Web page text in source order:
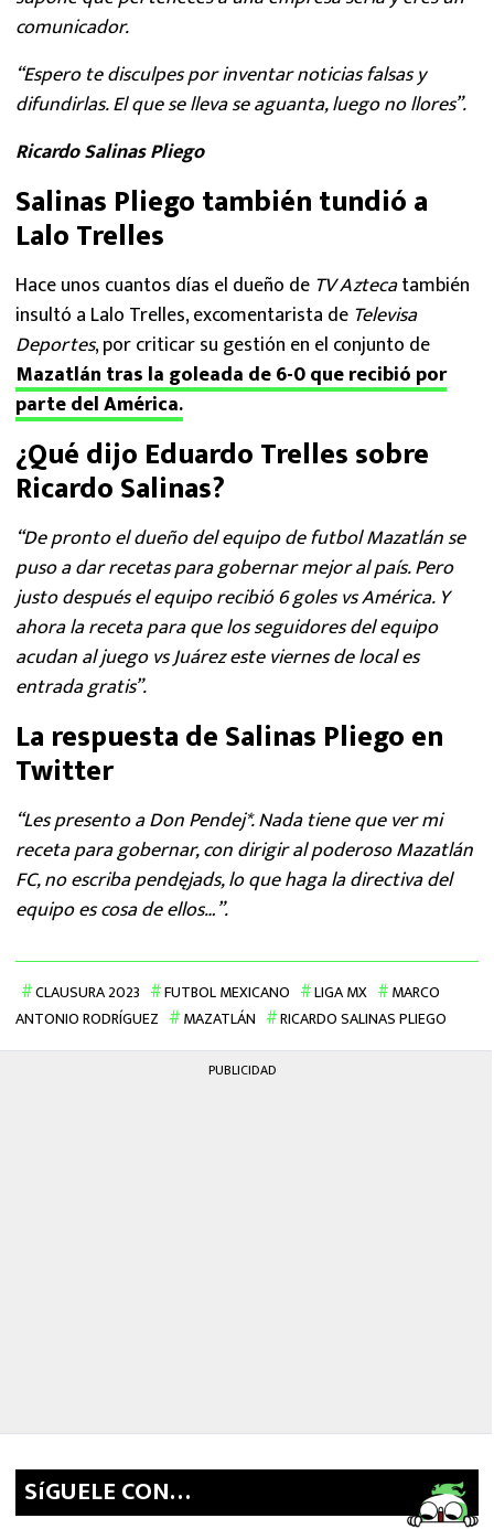
comunicador.
“Espero te disculpes por inventar noticias falsas y
difundirlas. El que se lleva se aguanta, luego no llores”.
Ricardo Salinas Pliego
Salinas Pliego también tundió a
Lalo Trelles
Hace unos cuantos días el dueño de TV Aztecatambién
insultó a Lalo Trelles, excomentarista de Televisa
Deportes, por criticar su gestión en el conjunto de
Mazatlán tras la goleada de 6-0 que recibió por
parte del América.
¿Qué dijo Eduardo Trelles sobre
Ricardo Salinas?
“De pronto el dueño del equipo de futbol Mazatlán se
puso a dar recetas para gobernar mejor al país. Pero
justo después el equipo recibió 6 goles vs América. Y
ahora la receta para que los seguidores del equipo
acudan al juego vs Juárez este viernes de local es
entrada gratis”.
La respuesta de Salinas Pliego en
Twitter
“Les presento a Don Pendej*. Nada tiene que ver mi
receta para gobernar, con dirigir al poderoso Mazatlán
FC, no escriba pendęjads, lo que haga la directiva del
equipo es cosa de ellos…”.
CLAUSURA 2023 FUTBOL MEXICANO LIGA MX
MARCO
ANTONIO RODRÍGUEZ
MAZATLÁN RICARDO SALINAS PLIEGO
PUBLICIDAD
SíGUELE CON…